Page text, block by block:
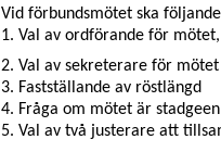
Vid förbundsmötet ska
1. Val av ordförande för
2. Val av sekreterare för mötet
3. Fastställande av röstlängd
4. Fråga om mötet är
5. Val av två justerare att